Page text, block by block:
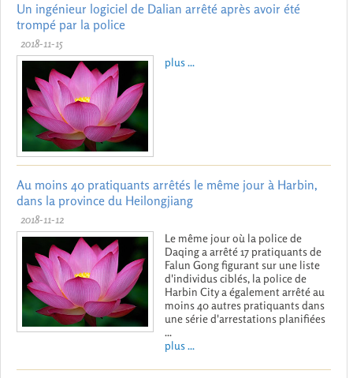
Un ingénieur logiciel de Dalian arrêté après avoir été
trompé par la police
2018-11-15
plus ...
Au moins 40 pratiquants arrêtés le même jour à Harbin,
dans la province du Heilongjiang
2018-11-12
Le même jour où la police de
Daqing a arrêté 17 pratiquants de
Falun Gong figurant sur une liste
d'individus ciblés, la police de
Harbin City a également arrêté au
moins 40 autres pratiquants dans
une série d'arrestations planifiées
...
plus ...